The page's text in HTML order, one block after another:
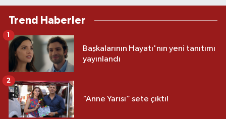
Trend Haberler
Başkalarının Hayatı'nın yeni tanıtımı
yayınlandı
1
“Anne Yarısı” sete çıktı!
2